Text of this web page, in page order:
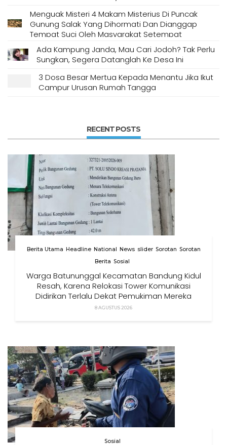
Menguak Misteri 4 Makam Misterius Di Puncak
Gunung Salak Yang Dihormati Dan Dianggap
Tempat Suci Oleh Masyarakat Setempat
Ada Kampung Janda, Mau Cari Jodoh? Tak Perlu
Sungkan, Segera Datanglah Ke Desa Ini
3 Dosa Besar Mertua Kepada Menantu Jika Ikut
Campur Urusan Rumah Tangga
RECENT POSTS
Berita Utama Headline National News slider Sorotan Sorotan
Berita Sosial
Warga Batununggal Kecamatan Bandung Kidul
Resah, Karena Relokasi Tower Komunikasi
Didirikan Terlalu Dekat Pemukiman Mereka
8 AGUSTUS 2026
Sosial